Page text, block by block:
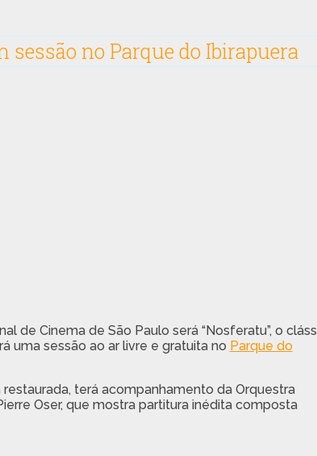
no Parque do Ibirapuera
de Cinema de São Paulo será “Nosferatu”, o
uma sessão ao ar livre e gratuita no Parque do
terá acompanhamento da Orquestra
Oser, que mostra partitura inédita composta